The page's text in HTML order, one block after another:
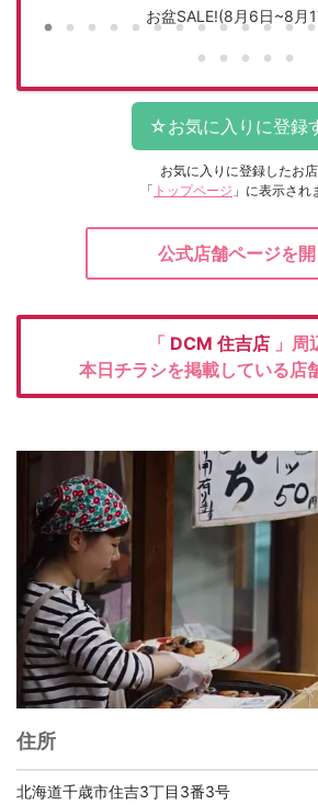
お盆SALE!(8月6日~8月
お気に入りに登録したお
「 トップページ 」に表示され
公式店舗ページを開
「 DCM 住吉店 」周
本日チラシを掲載している店
住所
北海道千歳市住吉3丁目3番3号